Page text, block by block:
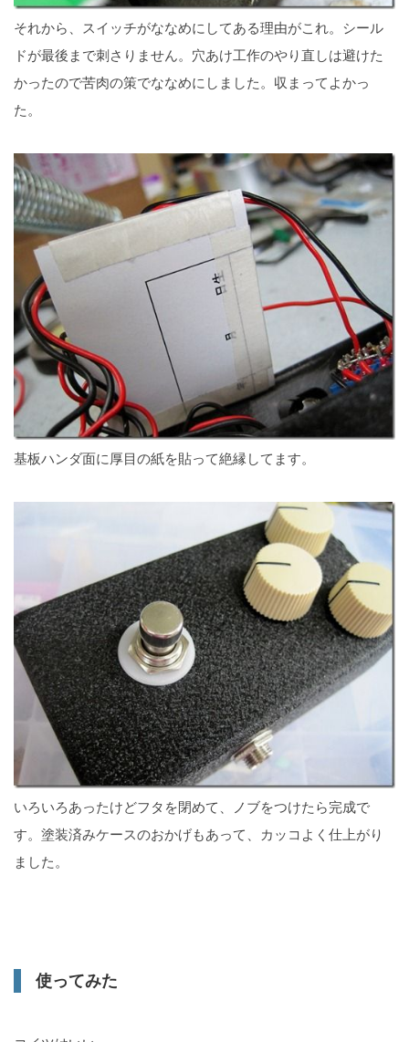
それから、スイッチがななめにしてある理由がこれ。シール
ドが最後まで刺さりません。穴あけ工作のやり直しは避けた
かったので苦肉の策でななめにしました。収まってよかっ
た。
基板ハンダ面に厚目の紙を貼って絶縁してます。
いろいろあったけどフタを閉めて、ノブをつけたら完成で
す。塗装済みケースのおかげもあって、カッコよく仕上がり
ました。
使ってみた